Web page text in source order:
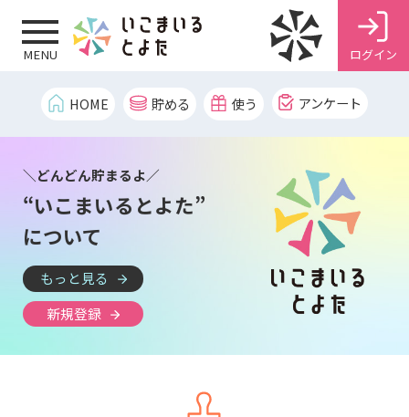
MENU ログイン
HOME 貯める 使う アンケート
＼どんどん貯まるよ／
“いこまいるとよた”
について
もっと見る
新規登録